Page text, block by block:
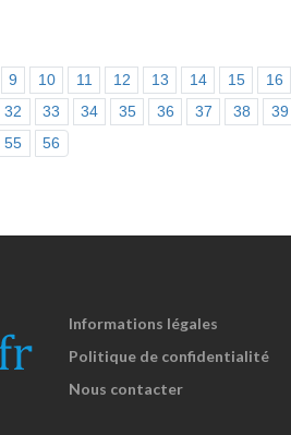
9 10 11 12 13 14 15 16
32 33 34 35 36 37 38 39
55 56
Informations légales
Politique de confidentialité
Nous contacter